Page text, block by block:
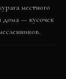
местного
дома — кусочек